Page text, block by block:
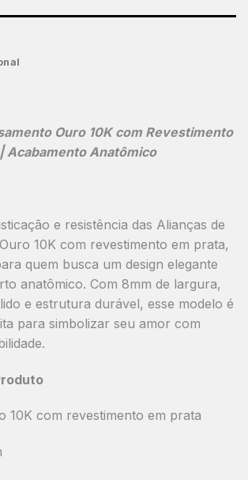
Ouro 10K com Revestimento
Acabamento Anatômico
e resistência das Alianças de
10K com revestimento em prata,
quem busca um design elegante
anatômico. Com 8mm de largura,
e estrutura durável, esse modelo é
para simbolizar seu amor com
10K com revestimento em prata